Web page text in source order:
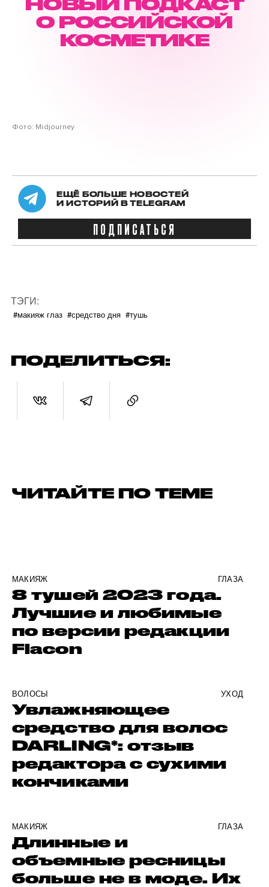
НОВЫЙ ПОДКАСТ
О РОССИЙСКОЙ
КОСМЕТИКЕ
Фото: Midjourney
ЕЩЁ БОЛЬШЕ НОВОСТЕЙ
И ИСТОРИЙ В TELEGRAM
ПОДПИСАТЬСЯ
ТЭГИ:
#макияж глаз #средство дня #тушь
ПОДЕЛИТЬСЯ:
ЧИТАЙТЕ ПО ТЕМЕ
МАКИЯЖ ГЛАЗА
8 тушей 2023 года.
Лучшие и любимые
по версии редакции
Flacon
ВОЛОСЫ УХОД
Увлажняющее
средство для волос
DARLING*: отзыв
редактора с сухими
кончиками
МАКИЯЖ ГЛАЗА
Длинные и
объемные ресницы
больше не в моде. Их